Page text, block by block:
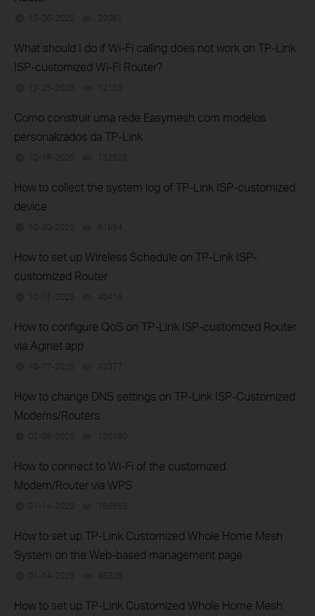
12-26-2025 29061
What should I do if Wi-Fi calling does not work on TP-Link
ISP-customized Wi-Fi Router?
12-25-2025 12150
Como construir uma rede Easymesh com modelos
personalizados da TP-Link
12-18-2025 132528
How to collect the system log of TP-Link ISP-customized
device
10-30-2025 61694
How to set up Wireless Schedule on TP-Link ISP-
customized Router
10-17-2025 40416
How to configure QoS on TP-Link ISP-customized Router
via Aginet app
10-17-2025 42377
How to change DNS settings on TP-Link ISP-Customized
Modems/Routers
02-08-2025 120190
How to connect to Wi-Fi of the customized
Modem/Router via WPS
01-14-2025 156655
How to set up TP-Link Customized Whole Home Mesh
System on the Web-based management page
01-14-2025 98328
How to set up TP-Link Customized Whole Home Mesh